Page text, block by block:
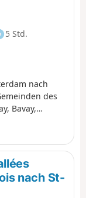
5 Std.
nach
des
Bavay,
nach St-